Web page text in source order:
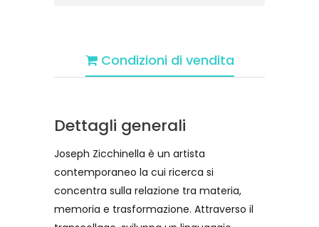
Condizioni di vendita
Dettagli generali
Joseph Zicchinella è un artista
contemporaneo la cui ricerca si
concentra sulla relazione tra materia,
memoria e trasformazione. Attraverso il